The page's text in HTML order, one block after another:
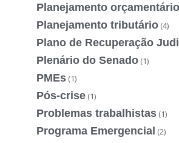
Planejamento orçamentário
Planejamento tributário (4)
Plano de Recuperação
Plenário do Senado (1)
PMEs (1)
Pós-crise (1)
Problemas trabalhistas (1)
Programa Emergencial (2)